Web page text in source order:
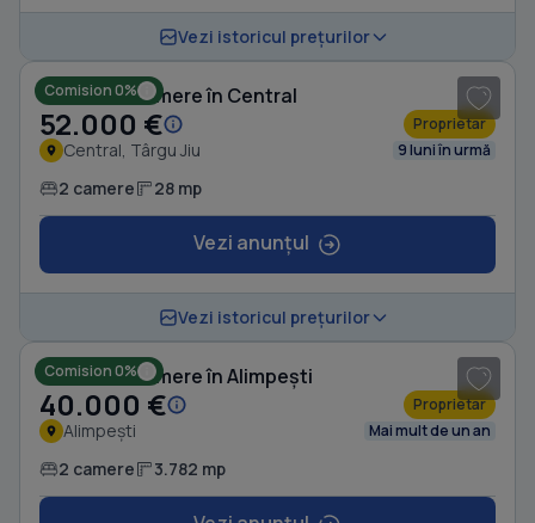
Vezi istoricul prețurilor
Comision 0%
Casă cu 2 camere în Central
52.000 € Proprietar
Central, Târgu Jiu 9 luni în urmă
2 camere 28 mp
Vezi anunțul
Vezi istoricul prețurilor
Comision 0%
Casă cu 2 camere în Alimpești
40.000 € Proprietar
Alimpești Mai mult de un an
2 camere 3.782 mp